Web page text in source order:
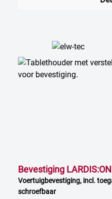
Bevestiging
Voertuigbevestiging, incl.
schroefbaar